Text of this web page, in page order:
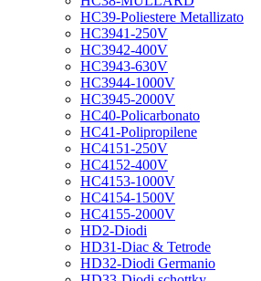
HC39-Poliestere Metallizato
HC3941-250V
HC3942-400V
HC3943-630V
HC3944-1000V
HC3945-2000V
HC40-Policarbonato
HC41-Polipropilene
HC4151-250V
HC4152-400V
HC4153-1000V
HC4154-1500V
HC4155-2000V
HD2-Diodi
HD31-Diac & Tetrode
HD32-Diodi Germanio